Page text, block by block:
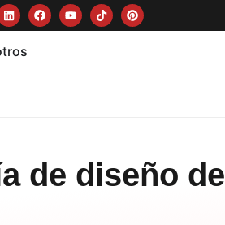
de diseño de